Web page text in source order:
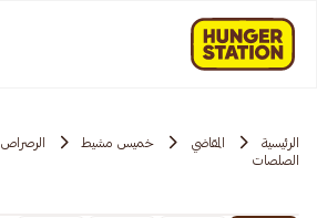
الرئيسية المقاضي خميس مشيط الرصراص
الصلصات